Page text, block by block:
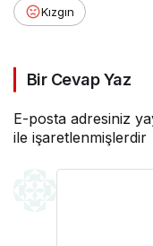
Kızgın
Bir Cevap Yaz
E-posta adresiniz
ile işaretlenmişlerdir